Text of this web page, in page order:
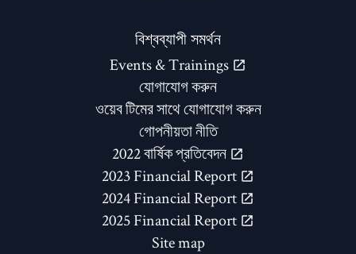
বিশ্বব্যাপী সমর্থন
Events & Trainings
যোগাযোগ করুন
ওয়েব টিমের সাথে যোগাযোগ করুন
গোপনীয়তা নীতি
2022 বার্ষিক প্রতিবেদন
2023 Financial Report
2024 Financial Report
2025 Financial Report
Site map